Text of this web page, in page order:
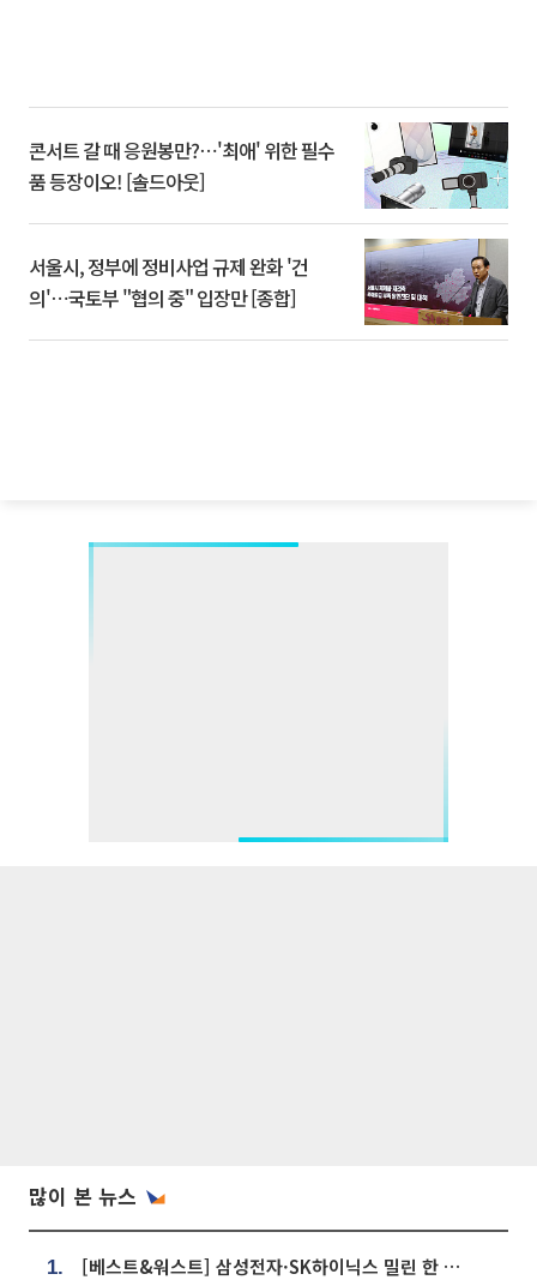
콘서트 갈 때 응원봉만?⋯'최애' 위한 필수
품 등장이오! [솔드아웃]
서울시, 정부에 정비사업 규제 완화 '건
의'⋯국토부 "협의 중" 입장만 [종합]
많이 본 뉴스
1. [베스트&워스트] 삼성전자·SK하이닉스 밀린 한 주…상상인증권은 85% 급등